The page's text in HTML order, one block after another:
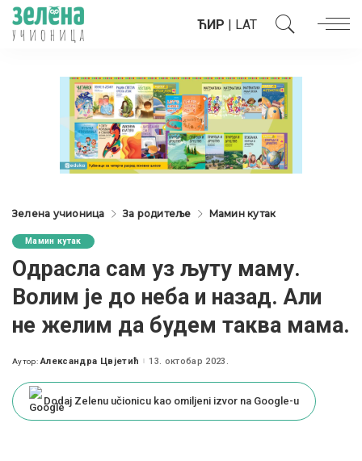
ЋИР | LAT
Зелена учионица За родитеље Мамин кутак
Мамин кутак
Одрасла сам уз љуту маму.
Волим је до неба и назад. Али
не желим да будем таква мама.
Posted
Аутор: Александра Цвјетић 13. октобар 2023.
Dodaj Zelenu učionicu kao omiljeni izvor na Google-u